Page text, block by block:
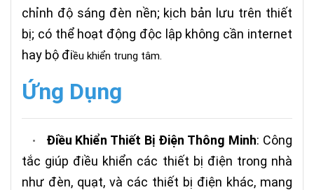
chỉnh độ sáng đèn nền; kịch bản lưu trên thiết
bị; có thể hoạt động độc lập không cần internet
hay bộ điều khiển trung tâm.
Ứng Dụng
• Điều Khiển Thiết Bị Điện Thông Minh: Công
tắc giúp điều khiển các thiết bị điện trong nhà
như đèn, quạt, và các thiết bị điện khác, mang